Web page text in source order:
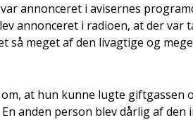
annon­ce­ret i avi­ser­nes
annon­ce­ret i radio­en, at der var
så meget af den liv­ag­ti­ge og
at hun kun­ne lug­te
anden per­son blev dår­lig af den